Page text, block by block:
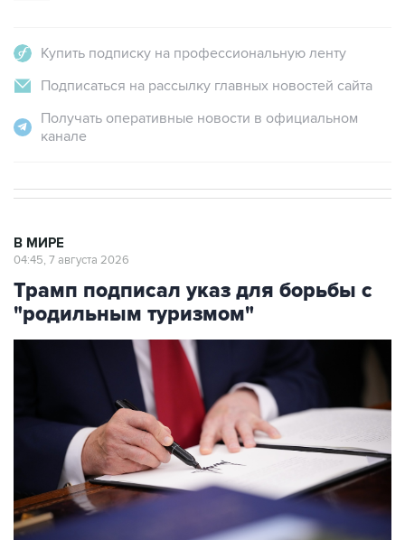
Купить подписку на профессиональную ленту
Подписаться на рассылку главных новостей сайта
Получать оперативные новости в официальном
канале
В МИРЕ
04:45, 7 августа 2026
Трамп подписал указ для борьбы с
"родильным туризмом"